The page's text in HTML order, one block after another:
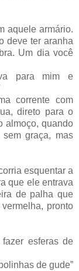
aquele armário.
deve ter aranha
Um dia você
para mim e
corrente com
direto para o
almoço, quando
graça, mas
esquentar a
que ele entrava
de palha que
pronto
esferas de
de gude”